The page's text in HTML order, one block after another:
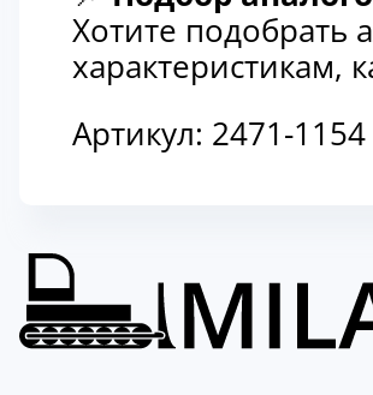
Хотите подобрать
характеристикам,
Артикул: 2471-1154